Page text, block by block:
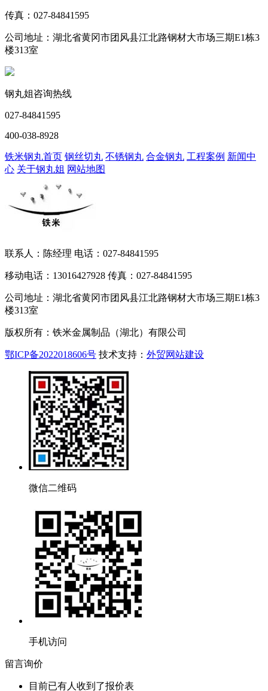
传真：027-84841595
公司地址：湖北省黄冈市团风县江北路钢材大市场三期E1栋3
楼313室
钢丸姐咨询热线
027-84841595
400-038-8928
铁米钢丸首页 钢丝切丸 不锈钢丸 合金钢丸 工程案例 新闻中
心 关于钢丸姐 网站地图
联系人：陈经理 电话：027-84841595
移动电话：13016427928 传真：027-84841595
公司地址：湖北省黄冈市团风县江北路钢材大市场三期E1栋3
楼313室
版权所有：铁米金属制品（湖北）有限公司
鄂ICP备2022018606号 技术支持： 外贸网站建设
微信二维码
手机访问
留言询价
目前已有人收到了报价表